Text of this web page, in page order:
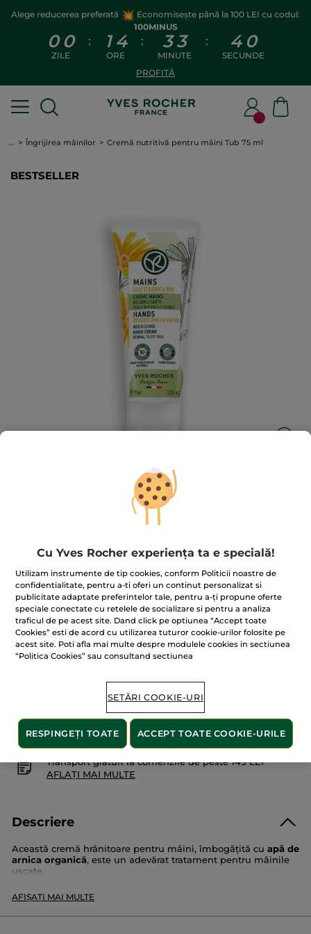
Alege reducerea preferată
Economisește până la 100 LEI cu codul:
100MINUS
0 0
ZILE
: 1 4
ORE
: 33
MINUTE
: 4 0
SECUNDE
PROFITĂ
... Îngrijirea mâinilor Cremă nutritivă pentru mâini Tub 75 ml
BESTSELLER
Cremă nutritivă pentru mâini Tub 75
75 ml
★★★★★
★★★★★
Nicio
valoare
de
evaluare
pentru
ADĂUGAȚI O RECENZIE
STOC EPUIZAT
Plată securizată
Satisfacție garantată sau banii înapoi
Transport gratuit la comenzile de peste 149 LEI
AFLAȚI MAI MULTE
Descriere
Această cremă hrănitoare pentru mâini, îmbogățită cu apă de
arnica organică, este un adevărat tratament pentru mâinile
uscate.
Cuticulele sunt înmuiate. Mâinile sunt suple, parfumate și
perfect catifelate.
AFIȘAȚI MAI MULTE
Cu Yves Rocher experiența ta e specială!
Utilizam instrumente de tip cookies, conform Politicii noastre de
confidentialitate, pentru a-ti oferi un continut personalizat si
publicitate adaptate preferintelor tale, pentru a-ți propune oferte
speciale conectate cu retelele de socializare si pentru a analiza
traficul de pe acest site. Dand click pe optiunea “Accept toate
Cookies” esti de acord cu utilizarea tuturor cookie-urilor folosite pe
acest site. Poti afla mai multe despre modulele cookies in sectiunea
“Politica Cookies” sau consultand sectiunea
SETĂRI COOKIE-URI
RESPINGEȚI TOATE ACCEPT TOATE COOKIE-URILE